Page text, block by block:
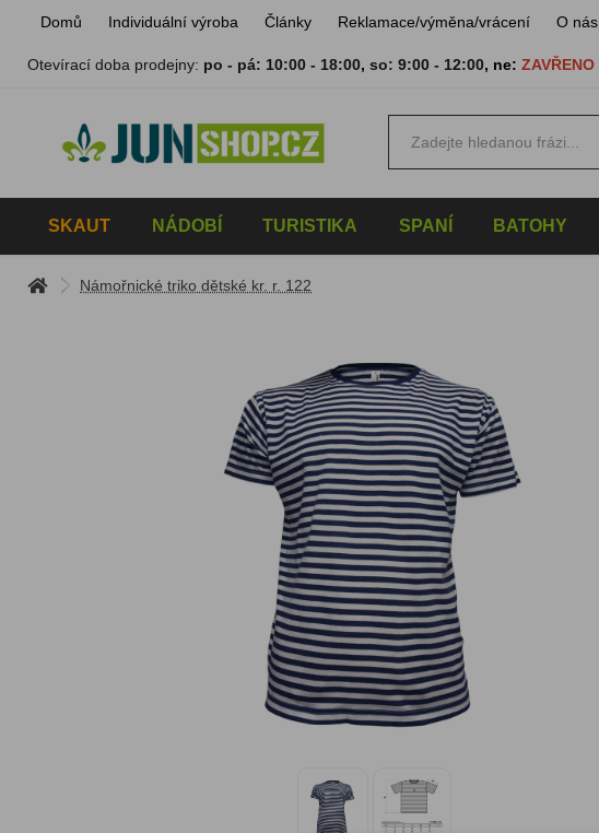
Domů Individuální výroba Články Reklamace/výměna/vrácení O nás
Otevírací doba prodejny: po - pá: 10:00 - 18:00,so: 9:00 - 12:00, ne: ZAVŘENO
SKAUT NÁDOBÍ TURISTIKA SPANÍ BATOHY
Námořnické triko dětské kr. r. 122